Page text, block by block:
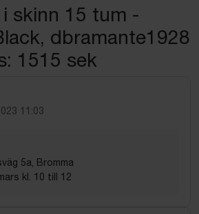
skinn 15 tum -
dbramante1928
1515 sek
11:03
5a, Bromma
kl. 10 till 12